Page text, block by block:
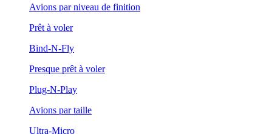
Avions par niveau de finition
Prêt à voler
Bind-N-Fly
Presque prêt à voler
Plug-N-Play
Avions par taille
Ultra-Micro